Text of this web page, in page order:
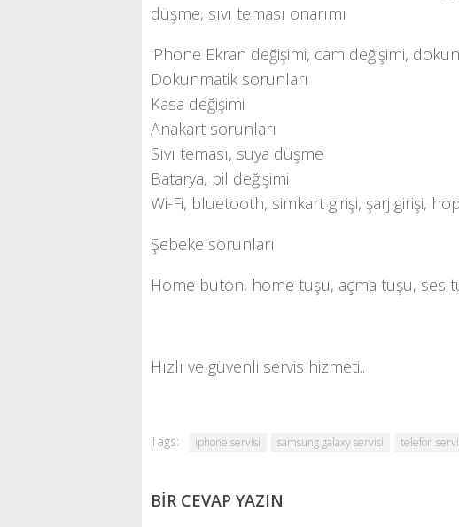
düşme, sıvı teması onarımı
iPhone Ekran değişimi, cam değişimi,
Dokunmatik sorunları
Kasa değişimi
Anakart sorunları
Sıvı teması, suya düşme
Batarya, pil değişimi
Wi-Fi, bluetooth, simkart girişi, şarj girişi,
Şebeke sorunları
Home buton, home tuşu, açma tuşu, ses
Hızlı ve güvenli servis hizmeti..
Tags: iphone servisi samsung galaxy servisi telefon
BIR CEVAP YAZIN